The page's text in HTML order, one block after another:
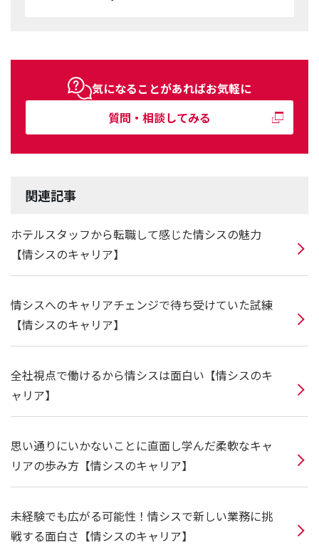
気になることがあればお気軽に
質問・相談してみる
関連記事
ホテルスタッフから転職して感じた情シスの魅力
【情シスのキャリア】
情シスへのキャリアチェンジで待ち受けていた試練
【情シスのキャリア】
全社視点で働けるから情シスは面白い【情シスのキ
ャリア】
思い通りにいかないことに直面し学んだ柔軟なキャ
リアの歩み方【情シスのキャリア】
未経験でも広がる可能性！情シスで新しい業務に挑
戦する面白さ【情シスのキャリア】